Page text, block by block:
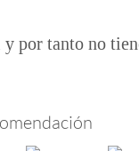
y por tanto no